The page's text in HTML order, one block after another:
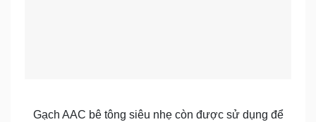
Gạch AAC bê tông siêu nhẹ còn được sử dụng để